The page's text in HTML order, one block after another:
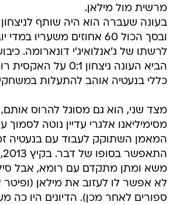
מרשית מול מילאן.
בעונה שעברה הוא היה שותף לניצחון
ובסך הכול 60 אחוזים משעריו
לרשתו של ג'אנלואיג'י דונארומה.
הביא העונה ניצחון 0:1 על
כללי בנעטיה אוהב להתעלות
מצד שני, הוא גם מסוגל להרוס
מסימיליאנו אלגרי עדיין נוטה לסמוך
המאמן השתוקק לעבוד עם בנעטיה
משא ומתן מתקדם עם רומא, אבל
לא אפשר לו לעזוב את מילאן (ופיטר
ספורים לאחר מכן). הדיונים היו כה